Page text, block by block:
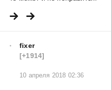
fixer
[+1914]
10 апреля 2018 02:36